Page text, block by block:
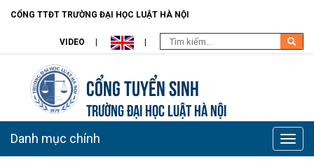
CỔNG TTĐT TRƯỜNG ĐẠI HỌC LUẬT HÀ NỘI
VIDEO
Cổng tuyển sinh
TRƯỜNG ĐẠI HỌC LUẬT HÀ NỘI
Toggle
Danh mục chính